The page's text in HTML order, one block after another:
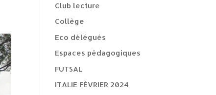
Club lecture
Collège
Eco délégués
Espaces pédagogiques
FUTSAL
ITALIE FÉVRIER 2024